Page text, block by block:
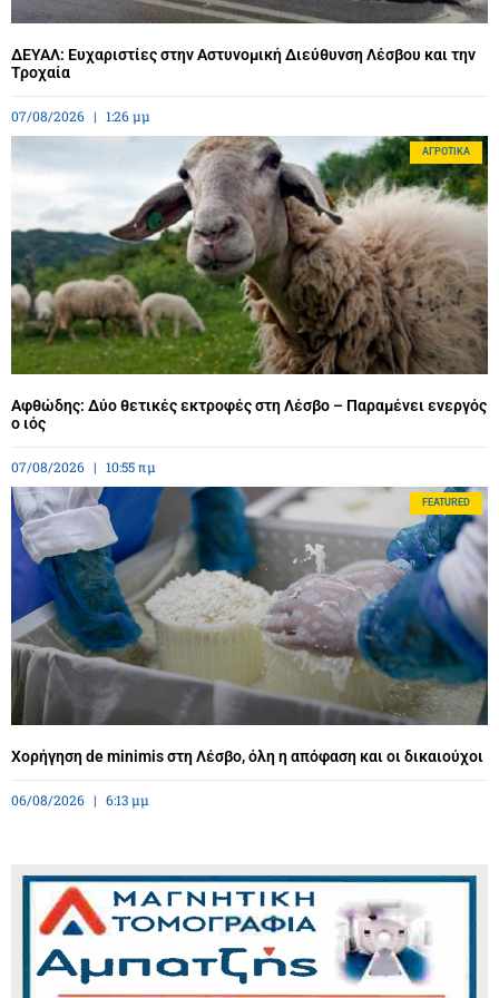
ΔΕΥΑΛ: Ευχαριστίες στην Αστυνομική Διεύθυνση Λέσβου και την
Τροχαία
07/08/2026 1:26 μμ
ΑΓΡΟΤΙΚΆ
Αφθώδης: Δύο θετικές εκτροφές στη Λέσβο – Παραμένει ενεργός
ο ιός
07/08/2026 10:55 πμ
FEATURED
Χορήγηση de minimis στη Λέσβο, όλη η απόφαση και οι δικαιούχοι
06/08/2026 6:13 μμ